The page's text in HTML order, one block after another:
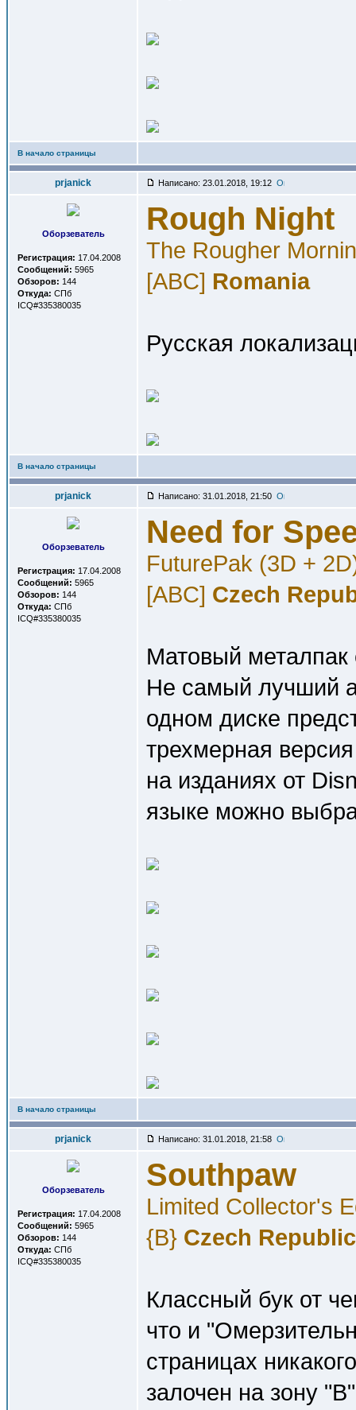
В начало страницы
prjanick Написано: 23.01.2018, 19:12
Оборзеватель
Регистрация: 17.04.2008
Сообщений: 5965
Обзоров: 144
Откуда: СПб
ICQ#335380035
Rough Night
The Rougher
[ABC] Romania
Русская
В начало страницы
prjanick Написано: 31.01.2018, 21:50
Оборзеватель
Регистрация: 17.04.2008
Сообщений: 5965
Обзоров: 144
Откуда: СПб
ICQ#335380035
Need for
FuturePak (3D +
[ABC] Czech
Матовый
Не самый лучший
одном диске
трехмерная
на изданиях от
языке можно
В начало страницы
prjanick Написано: 31.01.2018, 21:58
Оборзеватель
Регистрация: 17.04.2008
Сообщений: 5965
Обзоров: 144
Откуда: СПб
ICQ#335380035
Southpaw
Limited Collector's
{B} Czech Republic
Классный бук от
что и
страницах
залочен на зону